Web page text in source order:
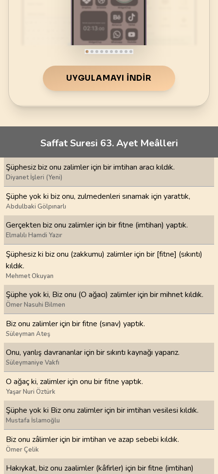
UYGULAMAYI İNDIR
Saffat Suresi 63. Ayet Meâlleri
Şüphesiz biz onu zalimler için bir imtihan aracı kıldık.
Diyanet İşleri (Yeni)
Şüphe yok ki biz onu, zulmedenleri sınamak için yarattık,
Abdulbaki Gölpınarlı
Gerçekten biz onu zalimler için bir fitne (imtihan) yaptık.
Elmalılı Hamdi Yazır
Şüphesiz ki biz onu (zakkumu) zalimler için bir [fitne] (sıkıntı)
kıldık.
Mehmet Okuyan
Şüphe yok ki, Biz onu (O ağacı) zalimler için bir mihnet kıldık.
Ömer Nasuhi Bilmen
Biz onu zalimler için bir fitne (sınav) yaptık.
Süleyman Ateş
Onu, yanlış davrananlar için bir sıkıntı kaynağı yaparız.
Süleymaniye Vakfı
O ağaç ki, zalimler için onu bir fitne yaptık.
Yaşar Nuri Öztürk
Şüphe yok ki Biz onu zalimler için bir imtihan vesilesi kıldık.
Mustafa İslamoğlu
Biz onu zâlimler için bir imtihan ve azap sebebi kıldık.
Ömer Çelik
Hakıykat, biz onu zaalimler (kâfirler) için bir fitne (imtihan)